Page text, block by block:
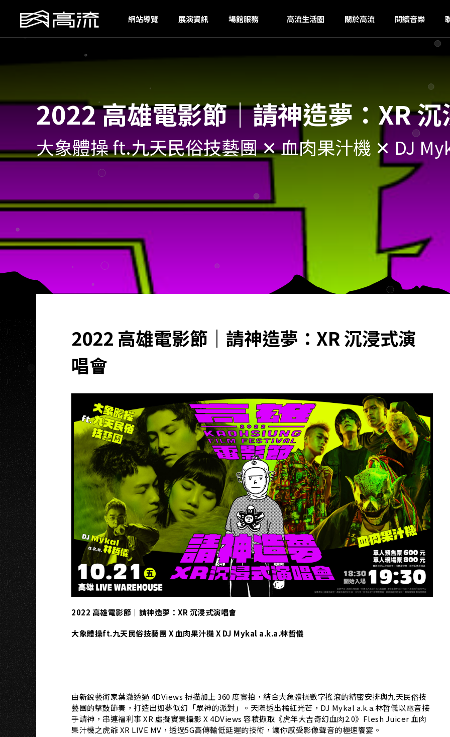
網站導覽 展演資訊 場館服務 高流生活圈 關於高流 閱讀音樂
2022 高雄電影節｜請神造夢：XR
大象體操 ft.九天民俗技藝團 ✕ 血肉果汁機 ✕ DJ
2022 高雄電影節｜請神造夢：XR 沉浸式演
唱會
2022 高雄電影節｜請神造夢：XR 沉浸式演唱會
大象體操ft.九天民俗技藝團 X 血肉果汁機 X DJ Mykal a.k.a.林哲儀
由新銳藝術家葉澈透過 4DViews 掃描加上 360 度實拍，結合大象體操數字搖滾的精密安排與九天民俗技
藝團的擊鼓節奏，打造出如夢似幻「眾神的派對」。天際透出橘紅光芒，DJ Mykal a.k.a.林哲儀以電音接
手請神，串連福利事 XR 虛擬實景攝影 X 4DViews 容積擷取《虎年大吉奇幻血肉2.0》Flesh Juicer 血肉
果汁機之虎爺 XR LIVE MV，透過5G高傳輸低延遲的技術，讓你感受影像聲音的極速饗宴。